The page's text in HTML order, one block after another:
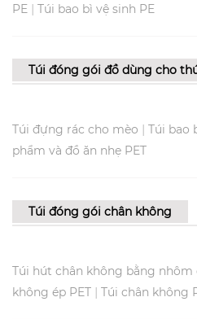
PE | Túi bao bì vệ sinh PE
Túi đóng gói đồ dùng cho
Túi đựng rác cho mèo | Túi bao
phẩm và đồ ăn nhẹ PET
Túi đóng gói chân không
Túi hút chân không bằng nhôm
không ép PET | Túi chân không